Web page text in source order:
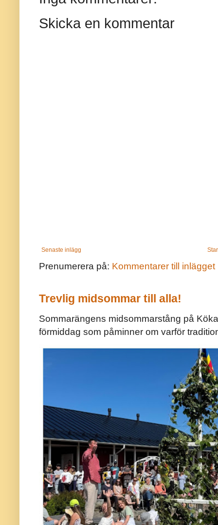
Skicka en kommentar
Senaste inlägg
Prenumerera på: Kommentarer till inlägget
Trevlig midsommar till alla!
Sommarängens midsommarstång på
förmiddag som påminner om varför